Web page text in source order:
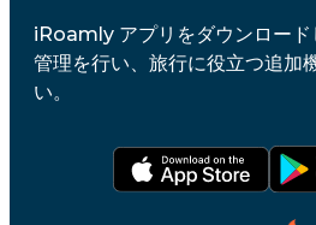
iRoamly アプリをダウンロード
管理を行い、旅行に役立つ追加
い。